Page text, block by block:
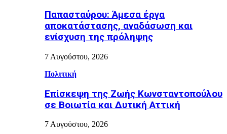
Παπασταύρου: Άμεσα έργα
αποκατάστασης, αναδάσωση και
ενίσχυση της πρόληψης
7 Αυγούστου, 2026
Πολιτική
Επίσκεψη της Ζωής Κωνσταντοπούλου
σε Βοιωτία και Δυτική Αττική
7 Αυγούστου, 2026